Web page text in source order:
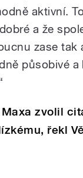
aktivní.
a že
zase tak
působivé
zvolil
řekl